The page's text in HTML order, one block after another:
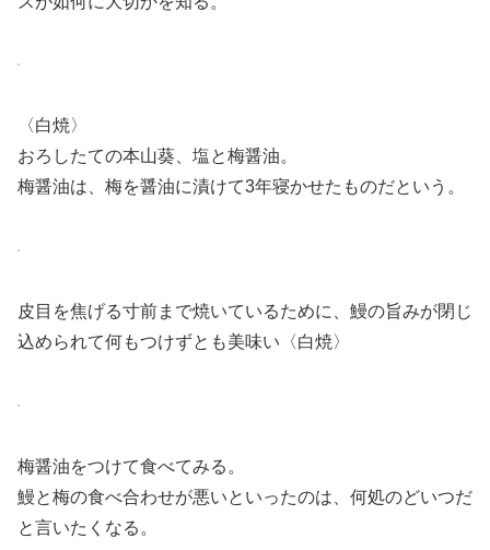
〈白焼〉
おろしたての本山葵、塩と梅醤油。
梅醤油は、梅を醤油に漬けて3年寝かせたものだという。
皮目を焦げる寸前まで焼いているために、鰻の旨みが閉じ
込められて何もつけずとも美味い〈白焼〉
梅醤油をつけて食べてみる。
鰻と梅の食べ合わせが悪いといったのは、何処のどいつだ
と言いたくなる。